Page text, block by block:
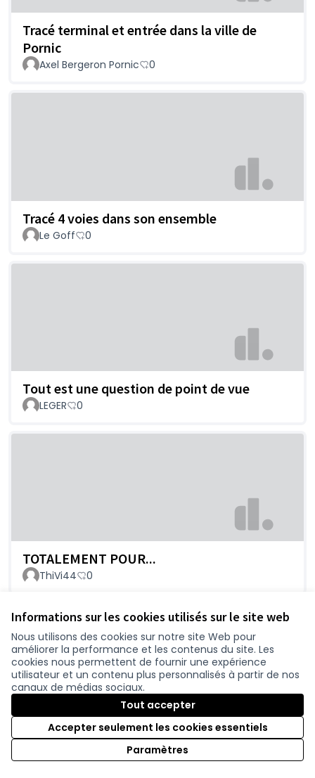
Informations sur les cookies utilisés sur le site web
Nous utilisons des cookies sur notre site Web pour
améliorer la performance et les contenus du site. Les
cookies nous permettent de fournir une expérience
utilisateur et un contenu plus personnalisés à partir de nos
canaux de médias sociaux.
Tout accepter
Accepter seulement les cookies essentiels
Paramètres
Tracé terminal et entrée dans la ville de
Pornic
Axel Bergeron Pornic 0
Tracé 4 voies dans son ensemble
Le Goff 0
Tout est une question de point de vue
LEGER 0
TOTALEMENT POUR...
ThiVi44 0
Totalement POUR le doublement de cette
Fg 0